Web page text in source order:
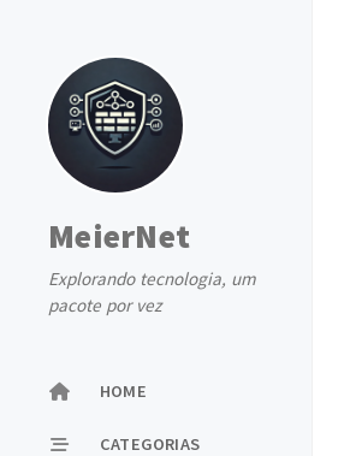
MeierNet
Explorando tecnologia, um
pacote por vez
HOME
CATEGORIAS